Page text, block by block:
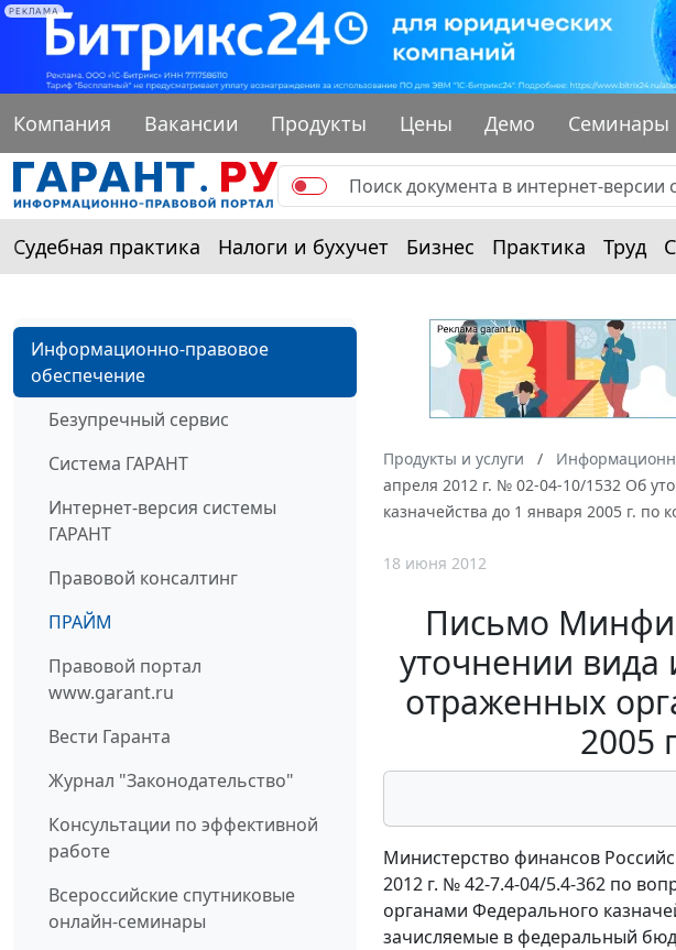
РЕКЛАМА
Компания Вакансии Продукты Цены Демо Семинары
Судебная практика Налоги и бухучет Бизнес Практика Труд
Информационно-правовое
обеспечение
Безупречный сервис
Система ГАРАНТ
Интернет-версия системы
ГАРАНТ
Правовой консалтинг
ПРАЙМ
Правовой портал
www.garant.ru
Вести Гаранта
Журнал "Законодательство"
Консультации по эффективной
работе
Всероссийские спутниковые
онлайн-семинары
Продукты и услуги
апреля 2012 г. № 02-04-10/1532 Об
казначейства до 1 января 2005 г. по
18 июня 2012
Письмо
уточнении
отраженных
2005
Министерство финансов
2012 г. № 42-7.4-04/5.4-362 по
органами Федерального
зачисляемые в федеральный